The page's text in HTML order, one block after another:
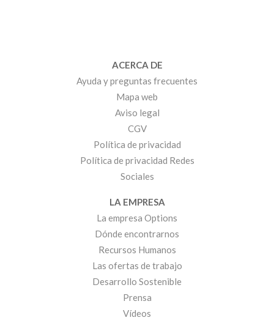
ACERCA DE
Ayuda y preguntas frecuentes
Mapa web
Aviso legal
CGV
Política de privacidad
Política de privacidad Redes
Sociales
LA EMPRESA
La empresa Options
Dónde encontrarnos
Recursos Humanos
Las ofertas de trabajo
Desarrollo Sostenible
Prensa
Vídeos